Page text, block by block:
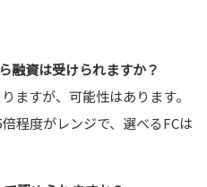
融資は受けられますか？
ますが、可能性はあります。
程度がレンジで、選べるFCは